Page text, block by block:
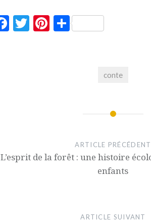
Facebook
TwitterPinterest
Partager
conte
ARTICLE PRÉCÉDENT
L’esprit de la forêt : une histoire
enfants
ARTICLE SUIVANT